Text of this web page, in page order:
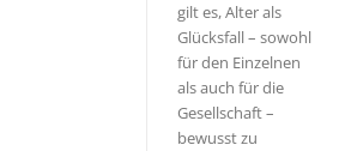
gilt es, Alter als
Glücksfall – sowohl
für den Einzelnen
als auch für die
Gesellschaft –
bewusst zu